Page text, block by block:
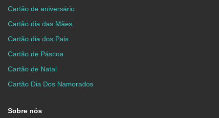
Cartão de aniversário
Cartão dia das Mães
Cartão dia dos Pais
Cartão de Páscoa
Cartão de Natal
Cartão Dia Dos Namorados
Sobre nós